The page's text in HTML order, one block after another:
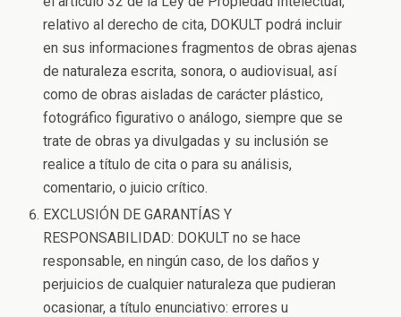
relativo al derecho de cita, DOKULT podrá incluir
en sus informaciones fragmentos de obras ajenas
de naturaleza escrita, sonora, o audiovisual, así
como de obras aisladas de carácter plástico,
fotográfico figurativo o análogo, siempre que se
trate de obras ya divulgadas y su inclusión se
realice a título de cita o para su análisis,
comentario, o juicio crítico.
EXCLUSIÓN DE GARANTÍAS Y
RESPONSABILIDAD: DOKULT no se hace
responsable, en ningún caso, de los daños y
perjuicios de cualquier naturaleza que pudieran
ocasionar, a título enunciativo: errores u